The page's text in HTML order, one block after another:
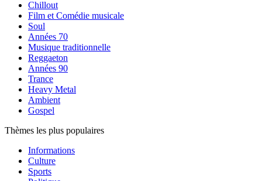
Chillout
Film et Comédie musicale
Soul
Années 70
Musique traditionnelle
Reggaeton
Années 90
Trance
Heavy Metal
Ambient
Gospel
Thèmes les plus populaires
Informations
Culture
Sports